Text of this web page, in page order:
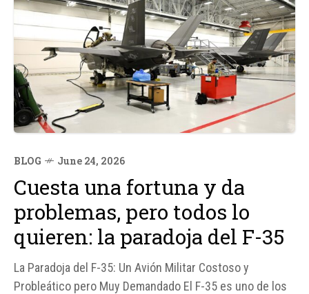
BLOG June 24, 2026
Cuesta una fortuna y da
problemas, pero todos lo
quieren: la paradoja del F-35
La Paradoja del F-35: Un Avión Militar Costoso y
Probleático pero Muy Demandado El F-35 es uno de los